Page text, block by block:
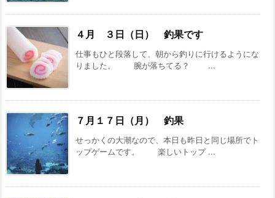
４月 ３日（日） 釣果です
仕事もひと段落して、朝から釣りに行けるようにな
りました。 腕が落ちてる？ ...
７月１７日（月） 釣果
せっかくの大潮なので、本日も昨日と同じ場所でト
ップゲームです。 楽しいトップ ...